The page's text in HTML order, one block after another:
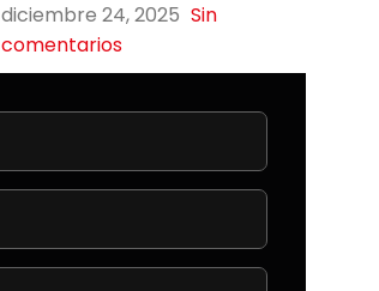
diciembre 24, 2025 Sin
comentarios